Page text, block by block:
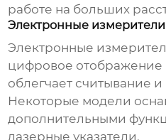
работе на больших
Электронные измерители
Электронные
цифровое отображение
облегчает считывание
Некоторые модели
дополнительными
лазерные указатели.